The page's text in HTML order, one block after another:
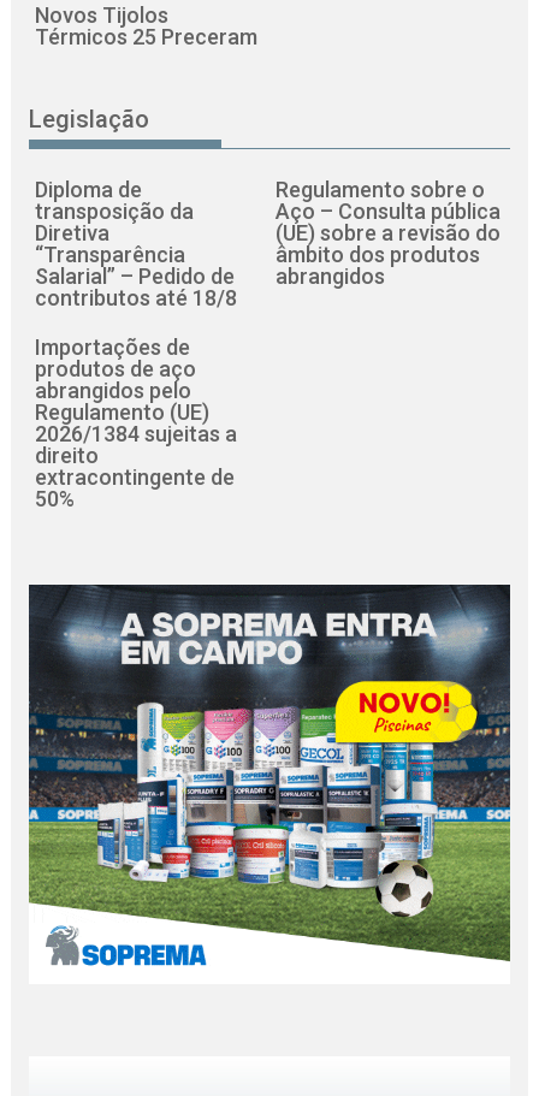
Novos Tijolos
Térmicos 25 Preceram
Legislação
Diploma de
transposição da
Diretiva
“Transparência
Salarial” – Pedido de
contributos até 18/8
Regulamento sobre o
Aço – Consulta pública
(UE) sobre a revisão do
âmbito dos produtos
abrangidos
Importações de
produtos de aço
abrangidos pelo
Regulamento (UE)
2026/1384 sujeitas a
direito
extracontingente de
50%